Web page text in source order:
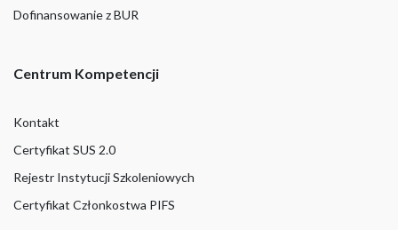
Dofinansowanie z BUR
Centrum Kompetencji
Kontakt
Certyfikat SUS 2.0
Rejestr Instytucji Szkoleniowych
Certyfikat Członkostwa PIFS